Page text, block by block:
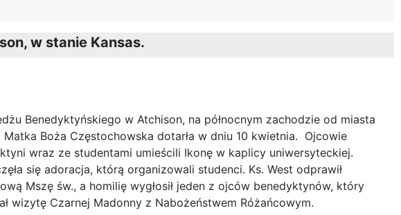
w stanie Kansas.
Benedyktyńskiego w Atchison, na północnym zachodzie od miasta
Matka Boża Częstochowska dotarła w dniu 10 kwietnia. Ojcowie
wraz ze studentami umieścili Ikonę w kaplicy uniwersyteckiej.
się adoracja, którą organizowali studenci. Ks. West odprawił
Mszę św., a homilię wygłosił jeden z ojców benedyktynów, który
wizytę Czarnej Madonny z Nabożeństwem Różańcowym.